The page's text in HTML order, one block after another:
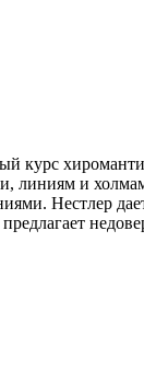
курс
линиям и
Нестлер